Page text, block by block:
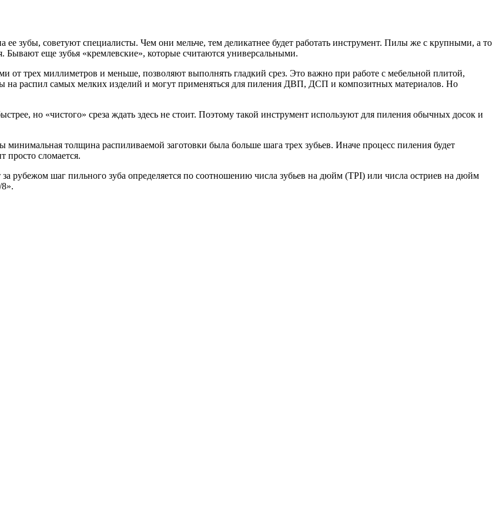
зубы, советуют специалисты. Чем они мельче, тем деликатнее будет работать инструмент. Пилы же с крупными, а то
Бывают еще зубья «кремлевские», которые считаются универсальными.
трех миллиметров и меньше, позволяют выполнять гладкий срез. Это важно при работе с мебельной плитой,
на распил самых мелких изделий и могут применяться для пиления ДВП, ДСП и композитных материалов. Но
но «чистого» среза ждать здесь не стоит. Поэтому такой инструмент используют для пиления обычных досок и
толщина распиливаемой заготовки была больше шага трех зубьев. Иначе процесс пиления будет
просто сломается.
рубежом шаг пильного зуба определяется по соотношению числа зубьев на дюйм (TPI) или числа остриев на дюйм